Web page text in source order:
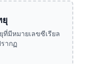
ยุ
ที่มีหมายเลขซีเรียล
ากฏ